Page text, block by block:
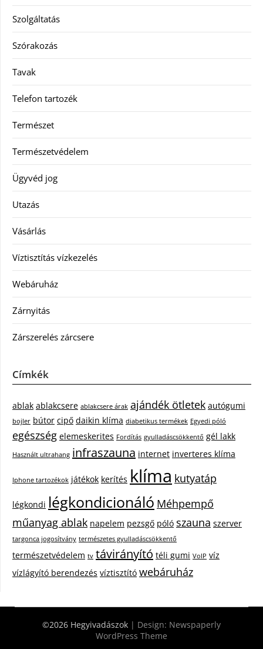
Szolgáltatás
Szórakozás
Tavak
Telefon tartozék
Természet
Természetvédelem
Ügyvéd jog
Utazás
Vásárlás
Víztisztítás vízkezelés
Webáruház
Zárnyitás
Zárszerelés zárcsere
Címkék
ablak ablakcsere ablakcsere árak ajándék ötletek autógumi
bojler bútor cipő daikin klíma diabetikus termékek Egyedi póló
egészség elemeskerites Fordítás gyulladáscsökkentő gél lakk
Használt ultrahang infraszauna internet inverteres klíma
Iphone tartozékok játékok kerítés klíma kutyatáp
légkondi légkondicionáló Méhpempő
műanyag ablak napelem pezsgő póló szauna szerver
targonca jogosítvány természetes gyulladáscsökkentő
természetvédelem tv távirányító téli gumi VoIP víz
vízlágyító berendezés víztisztító webáruház
©2026 Hegyivadászok | Design: Newspaperly
WordPress Theme